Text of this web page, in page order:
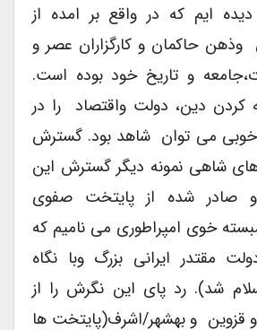
ایم که در واقع بر امده از
حاکمان و کارگزاران عصر و
و تاریخ خود بوده است.
کردن دین، دولت واقتصاد را در
می توان شاهد بود. گسترش
های شاهی نمونه دیگر گسترش این
و صادر شده از پایتخت صفوی
خوی امپراطوری می نامیم که
مقتدر ایرانی بزرگ وبا نگاه
شد). رد پای این نگرش را از
قزوین و بهشهر/اشرف(پایتخت ها